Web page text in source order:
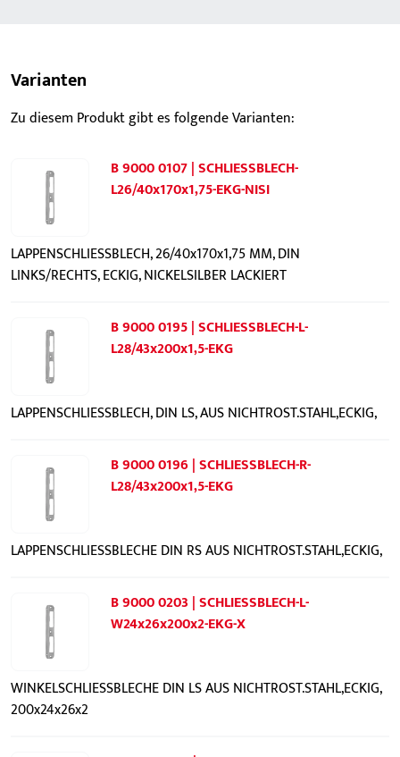
Varianten
Zu diesem Produkt gibt es folgende Varianten:
B 9000 0107 | SCHLIESSBLECH-
L26/40x170x1,75-EKG-NISI
LAPPENSCHLIESSBLECH, 26/40x170x1,75 MM, DIN
LINKS/RECHTS, ECKIG, NICKELSILBER LACKIERT
B 9000 0195 | SCHLIESSBLECH-L-
L28/43x200x1,5-EKG
LAPPENSCHLIESSBLECH, DIN LS, AUS NICHTROST.STAHL,ECKIG,
B 9000 0196 | SCHLIESSBLECH-R-
L28/43x200x1,5-EKG
LAPPENSCHLIESSBLECHE DIN RS AUS NICHTROST.STAHL,ECKIG,
B 9000 0203 | SCHLIESSBLECH-L-
W24x26x200x2-EKG-X
WINKELSCHLIESSBLECHE DIN LS AUS NICHTROST.STAHL,ECKIG,
200x24x26x2